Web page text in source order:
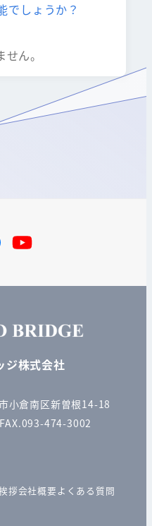
でしょうか？
ん。
FacebookYouTube
ジ株式会社
小倉南区新曽根14-18
474-3002
拶会社概要よくある質問